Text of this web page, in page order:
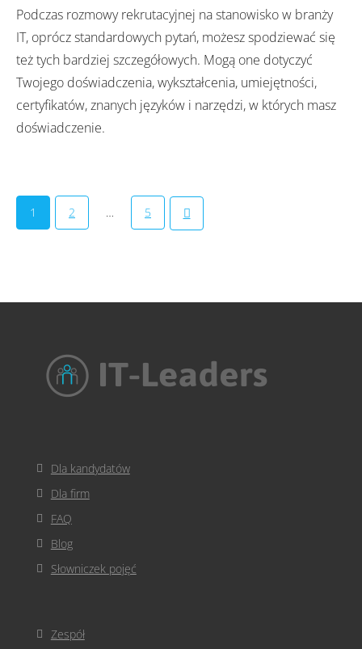
Podczas rozmowy rekrutacyjnej na stanowisko w branży
IT, oprócz standardowych pytań, możesz spodziewać się
też tych bardziej szczegółowych. Mogą one dotyczyć
Twojego doświadczenia, wykształcenia, umiejętności,
certyfikatów, znanych języków i narzędzi, w których masz
doświadczenie.
1 2 … 5
Dla kandydatów
Dla firm
FAQ
Blog
Słowniczek pojęć
Zespół